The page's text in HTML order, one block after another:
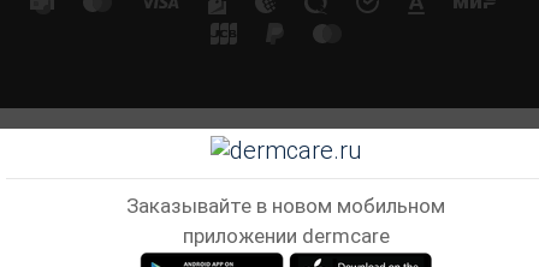
Заказывайте в новом мобильном
приложении dermcare